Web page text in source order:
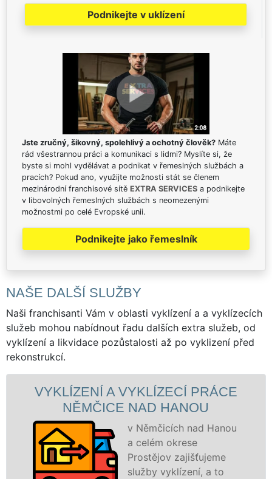
Podnikejte v uklízení
Jste zručný, šikovný, spolehlivý a ochotný člověk? Máte
rád všestrannou práci a komunikaci s lidmi? Myslíte si, že
byste si mohl vydělávat a podnikat v řemeslných službách a
pracích? Pokud ano, využijte možnosti stát se členem
mezinárodní franchisové sítě EXTRA SERVICES a podnikejte
v libovolných řemeslných službách s neomezenými
možnostmi po celé Evropské unii.
Podnikejte jako řemeslník
NAŠE DALŠÍ SLUŽBY
Naši franchisanti Vám v oblasti vyklízení a a vyklízecích
služeb mohou nabídnout řadu dalších extra služeb, od
vyklízení a likvidace pozůstalosti až po vyklizení před
rekonstrukcí.
PRÁCE
HANOU
Němčicích nad Hanou
celém okrese
zajišťujeme
vyklízení, a to
VYKLÍZECÍ
NĚMČICE